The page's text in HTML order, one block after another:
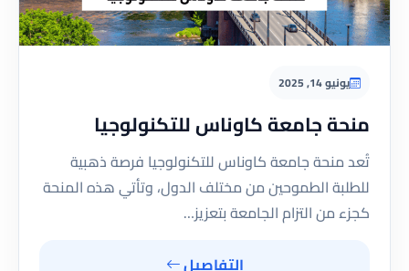
يونيو 14, 2025
منحة جامعة كاوناس للتكنولوجيا
تُعد منحة جامعة كاوناس للتكنولوجيا فرصة ذهبية
للطلبة الطموحين من مختلف الدول، وتأتي هذه المنحة
كجزء من التزام الجامعة بتعزيز…
التفاصيل